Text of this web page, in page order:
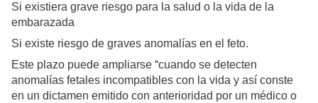
Si existiera grave riesgo para la salud o la vida de la
embarazada
Si existe riesgo de graves anomalías en el feto.
Este plazo puede ampliarse “cuando se detecten
anomalías fetales incompatibles con la vida y así conste
en un dictamen emitido con anterioridad por un médico o